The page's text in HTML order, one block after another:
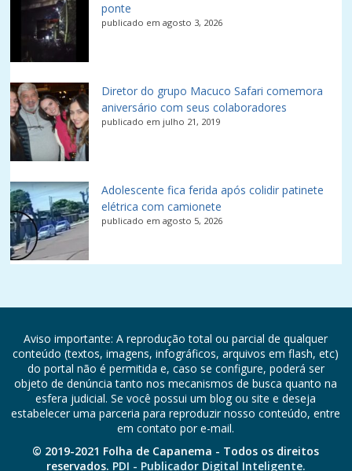
ponte
publicado em agosto 3, 2026
Diretor do grupo Macuco Safari comemora
aniversário com seus colaboradores
publicado em julho 21, 2019
Adolescente fica ferida após colidir patinete
elétrica com camionete
publicado em agosto 5, 2026
Aviso importante: A reprodução total ou parcial de qualquer
conteúdo (textos, imagens, infográficos, arquivos em flash, etc)
do portal não é permitida e, caso se configure, poderá ser
objeto de denúncia tanto nos mecanismos de busca quanto na
esfera judicial. Se você possui um blog ou site e deseja
estabelecer uma parceria para reproduzir nosso conteúdo, entre
em contato por e-mail.
© 2019-2021 Folha de Capanema - Todos os direitos
reservados. PDI - Publicador Digital Inteligente.